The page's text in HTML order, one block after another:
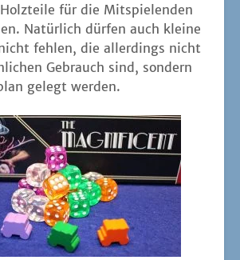
für die Mit­spie­len­den
Natür­lich dür­fen auch klei­ne
feh­len, die aller­dings nicht
Gebrauch sind, son­dern
gelegt werden.